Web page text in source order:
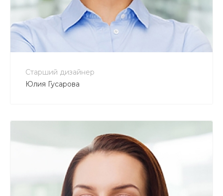
Старший дизайнер
Юлия Гусарова
+7 800 900-80-90
no-reply@intecweb.ru